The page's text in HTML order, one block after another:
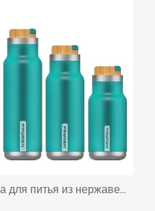
Бутылка для питья из нержавеющей стали